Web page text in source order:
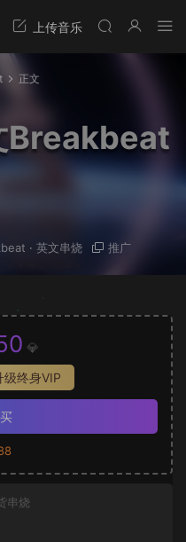
正文
Breakbeat
· 英文串烧 推广
💎
级终身VIP
串烧